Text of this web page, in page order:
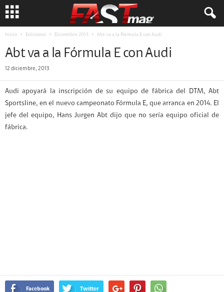
Inicio Ediciones Diciembre 2013 Abt va a la Fórmula E con Audi
Abt va a la Fórmula E con Audi
12 diciembre, 2013
Audi apoyará la inscripción de su equipo de fábrica del DTM, Abt
Sportsline, en el nuevo campeonato Fórmula E, que arranca en 2014. El
jefe del equipo, Hans Jurgen Abt dijo que no sería equipo oficial de
fábrica.
Facebook Twitter